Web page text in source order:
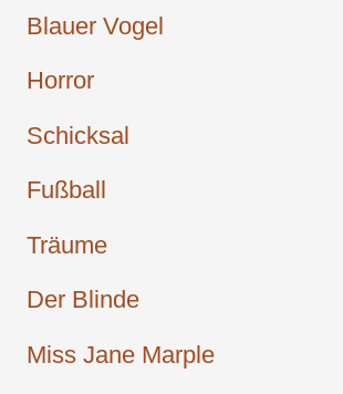
Blauer Vogel
Horror
Schicksal
Fußball
Träume
Der Blinde
Miss Jane Marple